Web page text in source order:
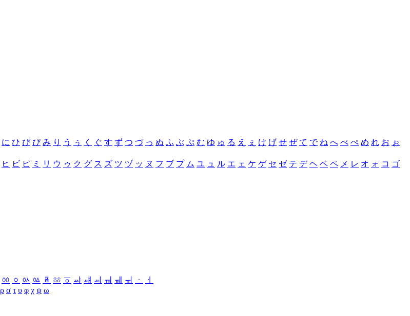
に ひ び ぴ み り う ぅ く ぐ す ず つ づ っ ぬ ふ ぶ ぷ む ゆ ゅ る え ぇ け げ せ ぜ て で ね へ べ ぺ め れ お ぉ
ヒ ビ ピ ミ リ ウ ゥ ク グ ス ズ ツ ヅ ッ ヌ フ ブ プ ム ユ ュ ル エ ェ ケ ゲ セ ゼ テ デ ヘ ベ ペ メ レ オ ォ コ ゴ
ㆀ ㆁ ㆂ ㆃ ㆄ ㆅ ㆆ ㆇ ㆈ ㆉ ㆊ ㆋ ㆌ ㆍ
ㆎ
ρ σ τ υ φ χ ψ ω